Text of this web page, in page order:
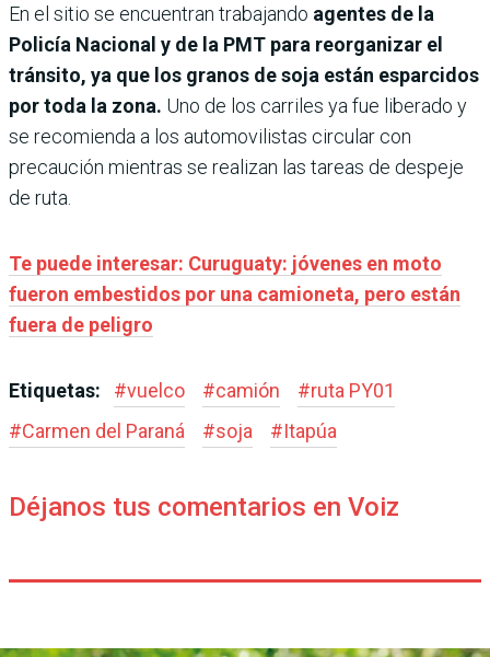
En el sitio se encuentran trabajando agentes de la
Policía Nacional y de la PMT para reorganizar el
tránsito, ya que los granos de soja están esparcidos
por toda la zona. Uno de los carriles ya fue liberado y
se recomienda a los automovilistas circular con
precaución mientras se realizan las tareas de despeje
de ruta.
Te puede interesar: Curuguaty: jóvenes en moto
fueron embestidos por una camioneta, pero están
fuera de peligro
Etiquetas: #vuelco #camión #ruta PY01
#Carmen del Paraná #soja #Itapúa
Déjanos tus comentarios en Voiz